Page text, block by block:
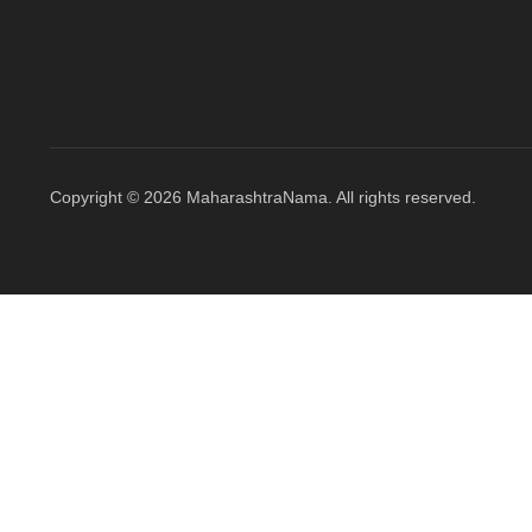
Copyright © 2026 MaharashtraNama. All rights reserved.